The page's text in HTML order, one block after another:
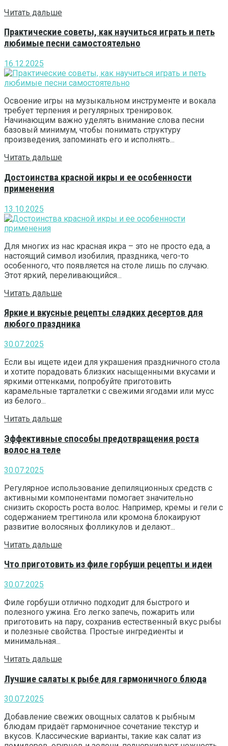
Читать дальше
Практические советы, как научиться играть и петь
любимые песни самостоятельно
16.12.2025
Освоение игры на музыкальном инструменте и вокала
требует терпения и регулярных тренировок.
Начинающим важно уделять внимание слова песни
базовый минимум, чтобы понимать структуру
произведения, запоминать его и исполнять...
Читать дальше
Достоинства красной икры и ее особенности
применения
13.10.2025
Для многих из нас красная икра – это не просто еда, а
настоящий символ изобилия, праздника, чего-то
особенного, что появляется на столе лишь по случаю.
Этот яркий, переливающийся...
Читать дальше
Яркие и вкусные рецепты сладких десертов для
любого праздника
30.07.2025
Если вы ищете идеи для украшения праздничного стола
и хотите порадовать близких насыщенными вкусами и
яркими оттенками, попробуйте приготовить
карамельные тарталетки с свежими ягодами или мусс
из белого...
Читать дальше
Эффективные способы предотвращения роста
волос на теле
30.07.2025
Регулярное использование депиляционных средств с
активными компонентами помогает значительно
снизить скорость роста волос. Например, кремы и гели с
содержанием трегтинола или кромона блокаируют
развитие волосяных фолликулов и делают...
Читать дальше
Что приготовить из филе горбуши рецепты и идеи
30.07.2025
Филе горбуши отлично подходит для быстрого и
полезного ужина. Его легко запечь, пожарить или
приготовить на пару, сохранив естественный вкус рыбы
и полезные свойства. Простые ингредиенты и
минимальная...
Читать дальше
Лучшие салаты к рыбе для гармоничного блюда
30.07.2025
Добавление свежих овощных салатов к рыбным
блюдам придаёт гармоничное сочетание текстур и
вкусов. Классические варианты, такие как салат из